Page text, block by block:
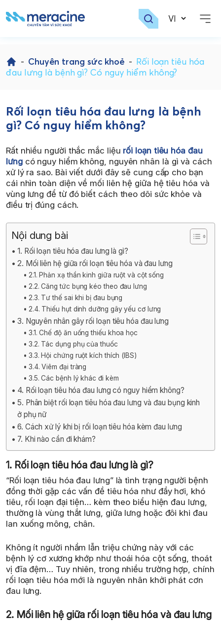
to
content
- Chuyên trang sức khoẻ - Rối loạn tiêu hóa
đau lưng là bệnh gì? Có nguy hiểm không?
Rối loạn tiêu hóa đau lưng là bệnh
gì? Có nguy hiểm không?
Rất nhiều người thắc mắc liệu rối loạn tiêu hóa đau
lưngcó nguy hiểm không, nguyên nhân là gì và cách
xử lý ra sao. Bài viết dưới đây sẽ cung cấp cho bạn
cái nhìn toàn diện về mối liên hệ giữa hệ tiêu hóa và
vùng lưng để từ đó biết cách theo dõi sức khỏe và
điều trị đúng cách.
Nội dung bài
1. Rối loạn tiêu hóa đau lưng là gì?
2. Mối liên hệ giữa rối loạn tiêu hóa và đau lưng
2.1. Phản xạ thần kinh giữa ruột và cột sống
2.2. Căng tức bụng kéo theo đau lưng
2.3. Tư thế sai khi bị đau bụng
2.4. Thiếu hụt dinh dưỡng gây yếu cơ lưng
3. Nguyên nhân gây rối loạn tiêu hóa đau lưng
3.1. Chế độ ăn uống thiếu khoa học
3.2. Tác dụng phụ của thuốc
3.3. Hội chứng ruột kích thích (IBS)
3.4. Viêm đại tràng
3.5. Các bệnh lý khác đi kèm
4. Rối loạn tiêu hóa đau lưng có nguy hiểm không?
5. Phân biệt rối loạn tiêu hóa đau lưng và đau bụng kinh
ở phụ nữ
6. Cách xử lý khi bị rối loạn tiêu hóa kèm đau lưng
7. Khi nào cần đi khám?
1. Rối loạn tiêu hóa đau lưng là gì?
“Rối loạn tiêu hóa đau lưng” là tình trạng người bệnh
đồng thời gặp các vấn đề tiêu hóa như đầy hơi, khó
tiêu, rối loạn đại tiện… kèm theo biểu hiện đau lưng,
thường là vùng thắt lưng, giữa lưng hoặc đôi khi đau
lan xuống mông, chân.
Không ít người nhầm lẫn triệu chứng này với các
bệnh lý cơ xương khớp như thoái hóa cột sống, thoát
vị đĩa đệm… Tuy nhiên, trong nhiều trường hợp, chính
rối loạn tiêu hóa mới là nguyên nhân khởi phát cơn
đau lưng.
2. Mối liên hệ giữa rối loạn tiêu hóa và đau lưng